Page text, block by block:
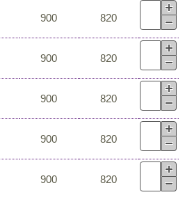
900 820
900 820
900 820
900 820
900 820